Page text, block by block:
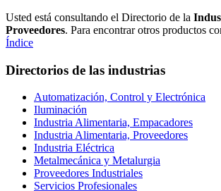
Usted está consultando el Directorio de la
Proveedores. Para encontrar otros productos
Índice
Directorios de las industrias
Automatización, Control y Electrónica
Iluminación
Industria Alimentaria, Empacadores
Industria Alimentaria, Proveedores
Industria Eléctrica
Metalmecánica y Metalurgia
Proveedores Industriales
Servicios Profesionales